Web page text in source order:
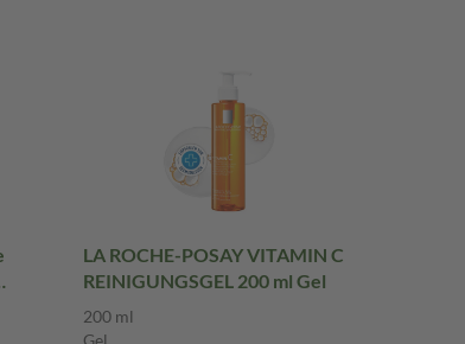
LA ROCHE-POSAY VITAMIN C
REINIGUNGSGEL 200 ml Gel
200 ml
Gel